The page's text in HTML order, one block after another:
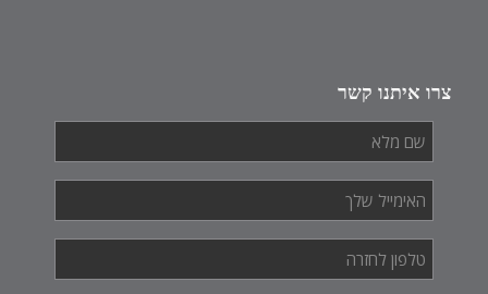
צרו איתנו קשר
מלא *
שלך *
לחזרה *